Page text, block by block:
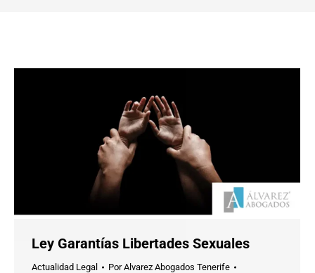
Ley Garantías Libertades Sexuales
Actualidad Legal PorAlvarez Abogados Tenerife